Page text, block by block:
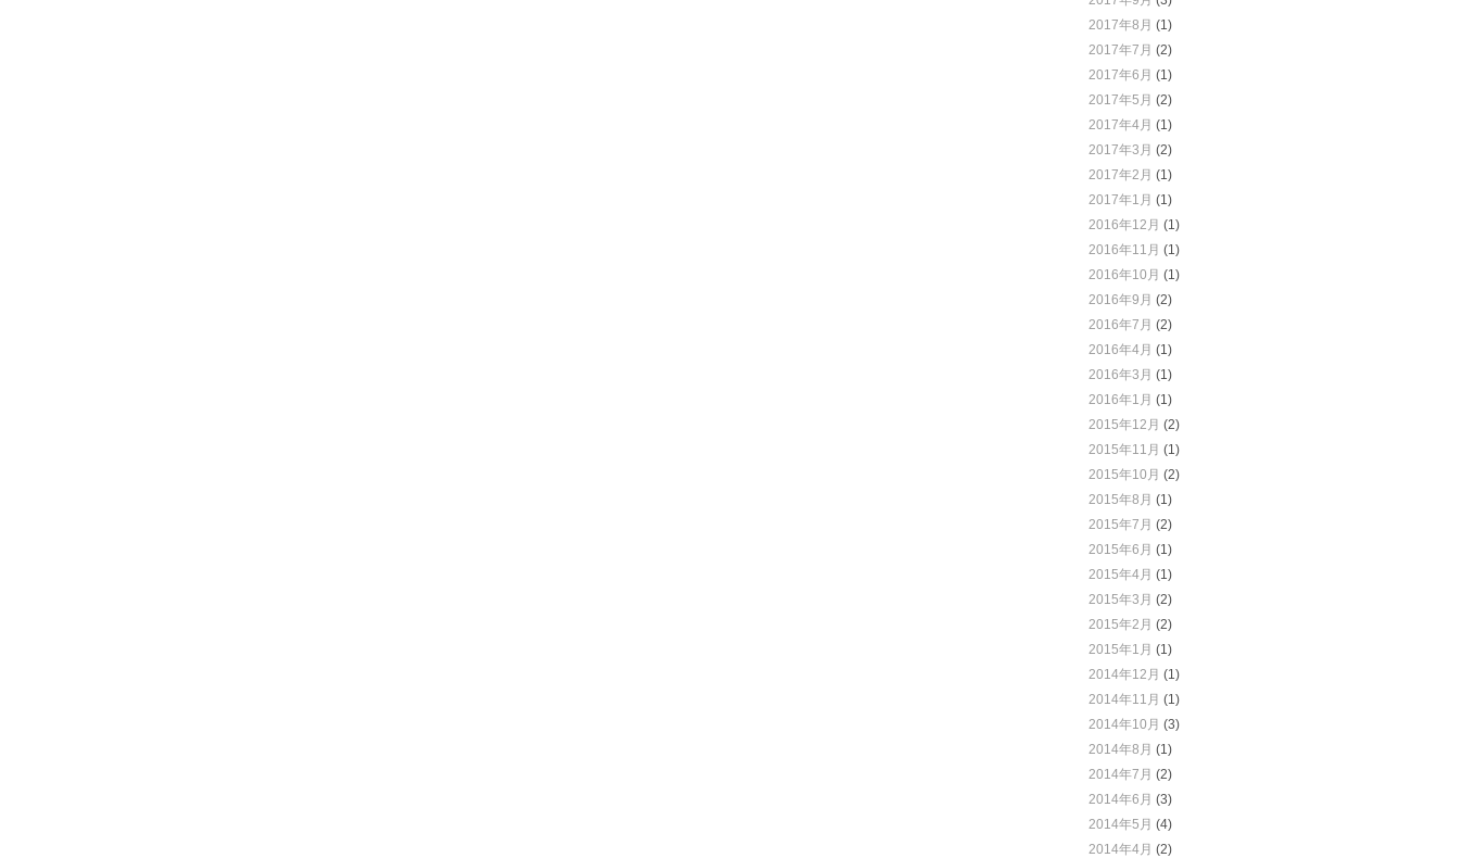
2017年8月 (1)
2017年7月 (2)
2017年6月 (1)
2017年5月 (2)
2017年4月 (1)
2017年3月 (2)
2017年2月 (1)
2017年1月 (1)
2016年12月 (1)
2016年11月 (1)
2016年10月 (1)
2016年9月 (2)
2016年7月 (2)
2016年4月 (1)
2016年3月 (1)
2016年1月 (1)
2015年12月 (2)
2015年11月 (1)
2015年10月 (2)
2015年8月 (1)
2015年7月 (2)
2015年6月 (1)
2015年4月 (1)
2015年3月 (2)
2015年2月 (2)
2015年1月 (1)
2014年12月 (1)
2014年11月 (1)
2014年10月 (3)
2014年8月 (1)
2014年7月 (2)
2014年6月 (3)
2014年5月 (4)
2014年4月 (2)